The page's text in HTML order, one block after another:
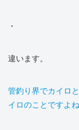
・
違います。
管釣り界でカイロ
イロのことですよね